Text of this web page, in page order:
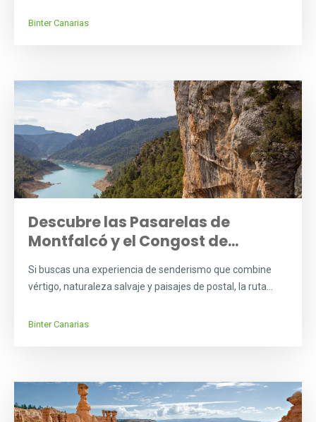
Binter Canarias
Descubre las Pasarelas de
Montfalcó y el Congost de...
Si buscas una experiencia de senderismo que combine
vértigo, naturaleza salvaje y paisajes de postal, la ruta...
Binter Canarias